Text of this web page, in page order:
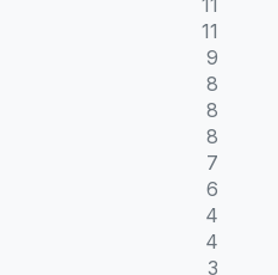
11
9
8
8
8
7
6
4
4
3